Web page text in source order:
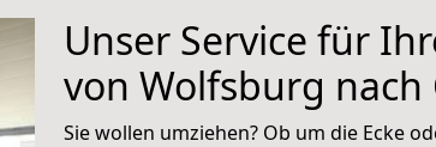
Unser Service für
von Wolfsburg nach
Sie wollen umziehen? Ob um die Ecke